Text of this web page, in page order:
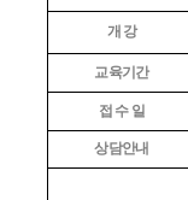
개 강
교육기간
접 수 일
상담안내